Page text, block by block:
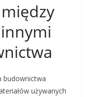
budownictwa
używanych